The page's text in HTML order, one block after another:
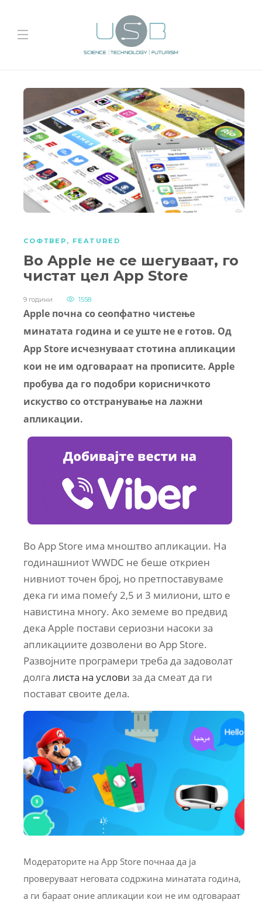
СОФТВЕР , FEATURED
Во Apple не се шегуваат, го
чистат цел App Store
9 години 1558
Apple почна со сеопфатно чистење
минатата година и се уште не е готов. Од
App Store исчезнуваат стотина апликации
кои не им одговараат на прописите. Apple
пробува да го подобри корисничкото
искуство со отстранување на лажни
апликации.
Во App Store има мноштво апликации. На
годинашниот WWDC не беше откриен
нивниот точен број, но претпоставуваме
дека ги има помеѓу 2,5 и 3 милиони, што е
навистина многу. Ако земеме во предвид
дека Apple постави сериозни насоки за
апликациите дозволени во App Store.
Развојните програмери треба да задоволат
долга листа на услови за да смеат да ги
постават своите дела.
Модераторите на App Store почнаа да ја
проверуваат неговата содржина минатата година,
а ги бараат оние апликации кои не им одговараат